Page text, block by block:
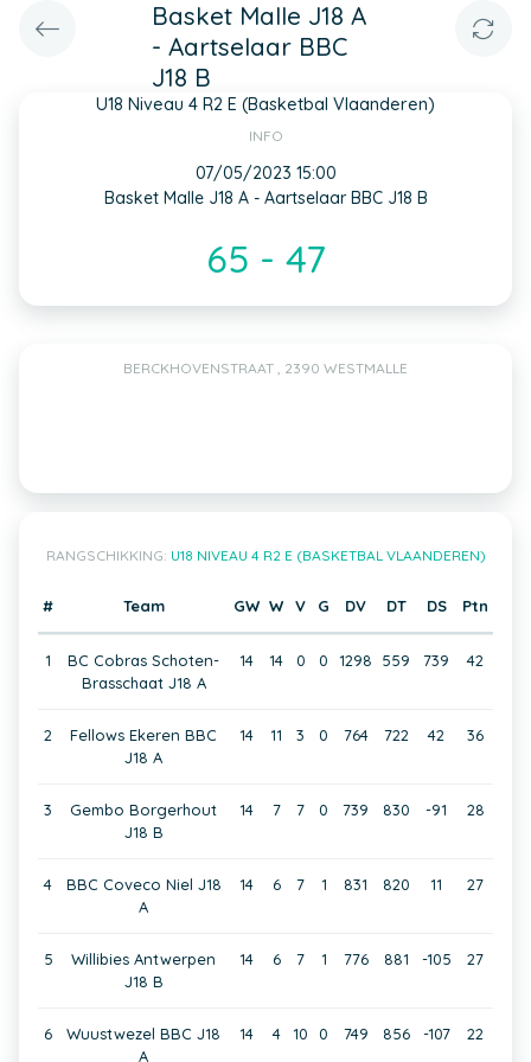
Basket Malle J18 A
- Aartselaar BBC
J18 B
U18 Niveau 4 R2 E (Basketbal Vlaanderen)
INFO
07/05/2023 15:00
Basket Malle J18 A - Aartselaar BBC J18 B
65 - 47
BERCKHOVENSTRAAT , 2390 WESTMALLE
RANGSCHIKKING: U18 NIVEAU 4 R2 E (BASKETBAL VLAANDEREN)
# Team GW W V G DV DT DS Ptn
1
BC Cobras Schoten-
Brasschaat J18 A
14 14 0 0 1298 559 739 42
2
Fellows Ekeren BBC
J18 A
14 11 3 0 764 722 42 36
3
Gembo Borgerhout
J18 B
14 7 7 0 739 830 -91 28
4
BBC Coveco Niel J18
A
14 6 7 1 831 820 11 27
5
Willibies Antwerpen
J18 B
14 6 7 1 776 881 -105 27
6
Wuustwezel BBC J18
A
14 4 10 0 749 856 -107 22